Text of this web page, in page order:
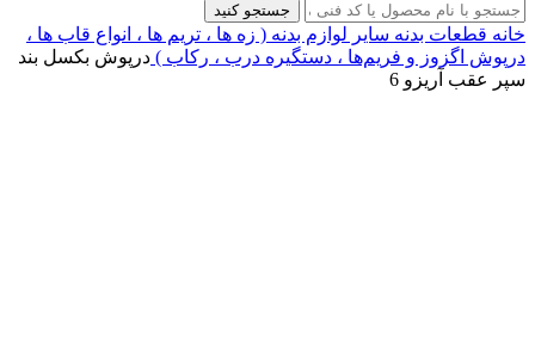
جستجو کنید
خانه قطعات بدنه سایر لوازم بدنه ( زه ها ، تریم ها ، انواع قاب ها ،
درپوش اگزوز و فریم‌ها ، دستگیره درب ، رکاب ) درپوش بکسل بند
سپر عقب آریزو 6